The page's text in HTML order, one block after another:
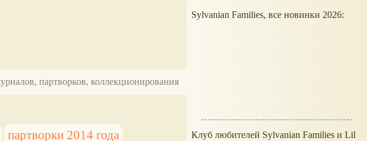
партворков, коллекционирования
партворки 2014 года
Sylvanian Families, все новинки 2026:
Клуб любителей Sylvanian Families и Lil